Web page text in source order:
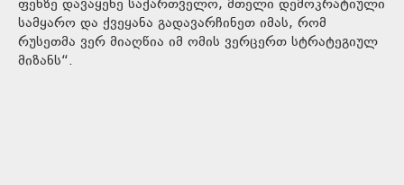
ფეხზე დავაყენე საქართველო, მთელი დემოკრატიული
სამყარო და ქვეყანა გადავარჩინეთ იმას, რომ
რუსეთმა ვერ მიაღწია იმ ომის ვერცერთ სტრატეგიულ
მიზანს“.